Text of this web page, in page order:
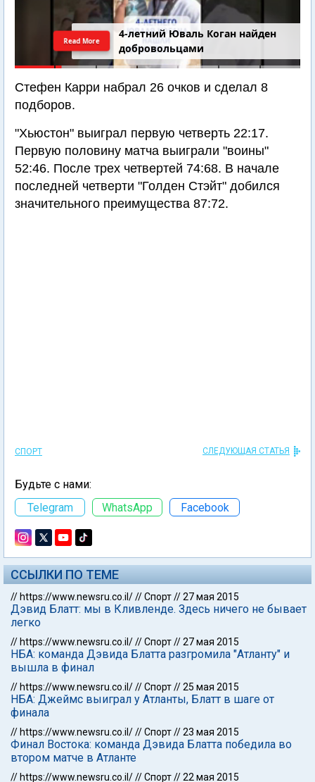
4-летний Юваль Коган найден
добровольцами
Read More
Стефен Карри набрал 26 очков и сделал 8
подборов.
"Хьюстон" выиграл первую четверть 22:17.
Первую половину матча выиграли "воины"
52:46. После трех четвертей 74:68. В начале
последней четверти "Голден Стэйт" добился
значительного преимущества 87:72.
СПОРТ СЛЕДУЮЩАЯ СТАТЬЯ
Будьте с нами:
Telegram
WhatsApp Facebook
ССЫЛКИ ПО ТЕМЕ
// https://www.newsru.co.il///Спорт//27 мая 2015
Дэвид Блатт: мы в Кливленде. Здесь ничего не бывает
легко
// https://www.newsru.co.il///Спорт//27 мая 2015
НБА: команда Дэвида Блатта разгромила "Атланту" и
вышла в финал
// https://www.newsru.co.il///Спорт//25 мая 2015
НБА: Джеймс выиграл у Атланты, Блатт в шаге от
финала
// https://www.newsru.co.il///Спорт//23 мая 2015
Финал Востока: команда Дэвида Блатта победила во
втором матче в Атланте
// https://www.newsru.co.il///Спорт//22 мая 2015